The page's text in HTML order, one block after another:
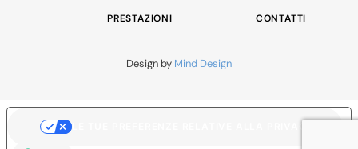
PRESTAZIONI
CONTATTI
Design by Mind Design